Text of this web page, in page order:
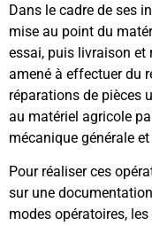
Dans le cadre de ses
mise au point du
essai, puis livraison et
amené à effectuer du
réparations de pièces
au matériel agricole
mécanique générale
Pour réaliser ces
sur une
modes opératoires,